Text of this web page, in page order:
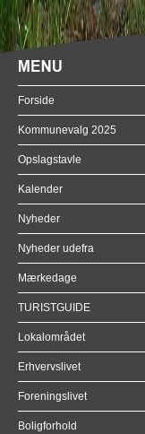
Forside
Kommunevalg 2025
Opslagstavle
Kalender
Nyheder
Nyheder udefra
Mærkedage
TURISTGUIDE
Lokalområdet
Erhvervslivet
Foreningslivet
Boligforhold